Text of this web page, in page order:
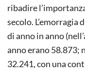
ribadire
secolo. L’emorragia
di anno in anno
anno erano 58.873;
32.241, con una